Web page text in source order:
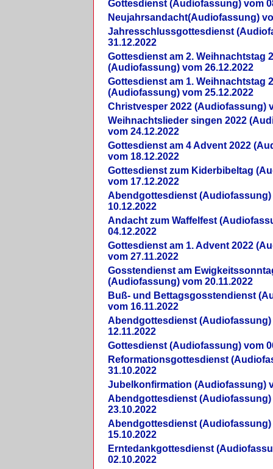
Gottesdienst (Audiofassung) vom
Neujahrsandacht(Audiofassung)
Jahresschlussgottesdienst
31.12.2022
Gottesdienst am 2. Weihnachtstag
(Audiofassung) vom 26.12.2022
Gottesdienst am 1. Weihnachtstag
(Audiofassung) vom 25.12.2022
Christvesper 2022 (Audiofassung)
Weihnachtslieder singen 2022
vom 24.12.2022
Gottesdienst am 4 Advent 2022
vom 18.12.2022
Gottesdienst zum Kiderbibeltag
vom 17.12.2022
Abendgottesdienst (Audiofassung)
10.12.2022
Andacht zum Waffelfest
04.12.2022
Gottesdienst am 1. Advent 2022
vom 27.11.2022
Gosstendienst am
(Audiofassung) vom 20.11.2022
Buß- und Bettagsgosstendienst
vom 16.11.2022
Abendgottesdienst (Audiofassung)
12.11.2022
Gottesdienst (Audiofassung) vom
Reformationsgottesdienst
31.10.2022
Jubelkonfirmation (Audiofassung)
Abendgottesdienst (Audiofassung)
23.10.2022
Abendgottesdienst (Audiofassung)
15.10.2022
Erntedankgottesdienst
02.10.2022